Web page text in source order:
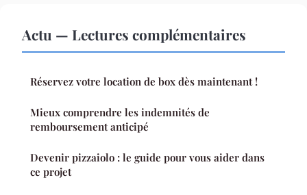
Actu — Lectures complémentaires
Réservez votre location de box dès maintenant !
Mieux comprendre les indemnités de
remboursement anticipé
Devenir pizzaiolo : le guide pour vous aider dans
ce projet